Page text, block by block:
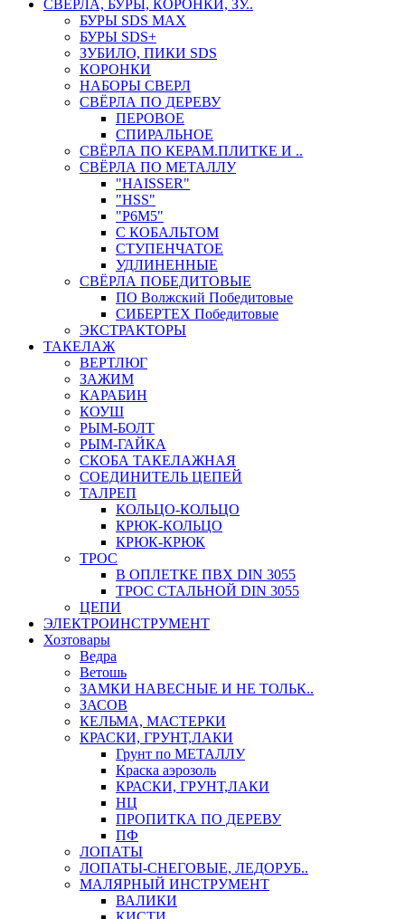
СВЕРЛА, БУРЫ, КОРОНКИ, ЗУ..
БУРЫ SDS MAX
БУРЫ SDS+
ЗУБИЛО, ПИКИ SDS
КОРОНКИ
НАБОРЫ СВЕРЛ
СВЁРЛА ПО ДЕРЕВУ
ПЕРОВОЕ
СПИРАЛЬНОЕ
СВЁРЛА ПО КЕРАМ.ПЛИТКЕ И ..
СВЁРЛА ПО МЕТАЛЛУ
"HAISSER"
"HSS"
"Р6М5"
С КОБАЛЬТОМ
СТУПЕНЧАТОЕ
УДЛИНЕННЫЕ
СВЁРЛА ПОБЕДИТОВЫЕ
ПО Волжский Победитовые
СИБЕРТЕХ Победитовые
ЭКСТРАКТОРЫ
ТАКЕЛАЖ
ВЕРТЛЮГ
ЗАЖИМ
КАРАБИН
КОУШ
РЫМ-БОЛТ
РЫМ-ГАЙКА
СКОБА ТАКЕЛАЖНАЯ
СОЕДИНИТЕЛЬ ЦЕПЕЙ
ТАЛРЕП
КОЛЬЦО-КОЛЬЦО
КРЮК-КОЛЬЦО
КРЮК-КРЮК
ТРОС
В ОПЛЕТКЕ ПВХ DIN 3055
ТРОС СТАЛЬНОЙ DIN 3055
ЦЕПИ
ЭЛЕКТРОИНСТРУМЕНТ
Хозтовары
Ведра
Ветошь
ЗАМКИ НАВЕСНЫЕ И НЕ ТОЛЬК..
ЗАСОВ
КЕЛЬМА, МАСТЕРКИ
КРАСКИ, ГРУНТ,ЛАКИ
Грунт по МЕТАЛЛУ
Краска аэрозоль
КРАСКИ, ГРУНТ,ЛАКИ
НЦ
ПРОПИТКА ПО ДЕРЕВУ
ПФ
ЛОПАТЫ
ЛОПАТЫ-СНЕГОВЫЕ, ЛЕДОРУБ..
МАЛЯРНЫЙ ИНСТРУМЕНТ
ВАЛИКИ